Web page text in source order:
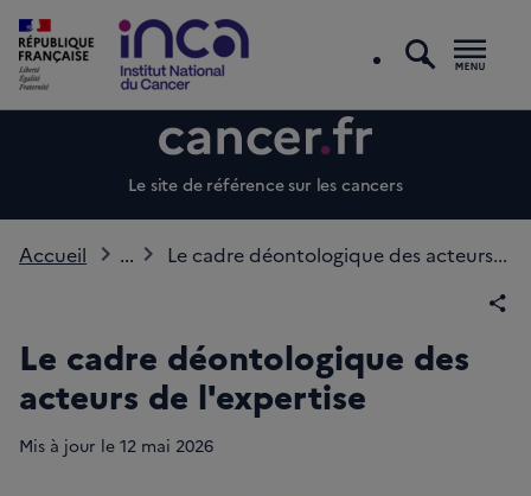
Le site de référence sur les cancers
Accueil ... Le cadre déontologique des acteurs...
Le cadre déontologique des
acteurs de l'expertise
Mis à jour le 12 mai 2026